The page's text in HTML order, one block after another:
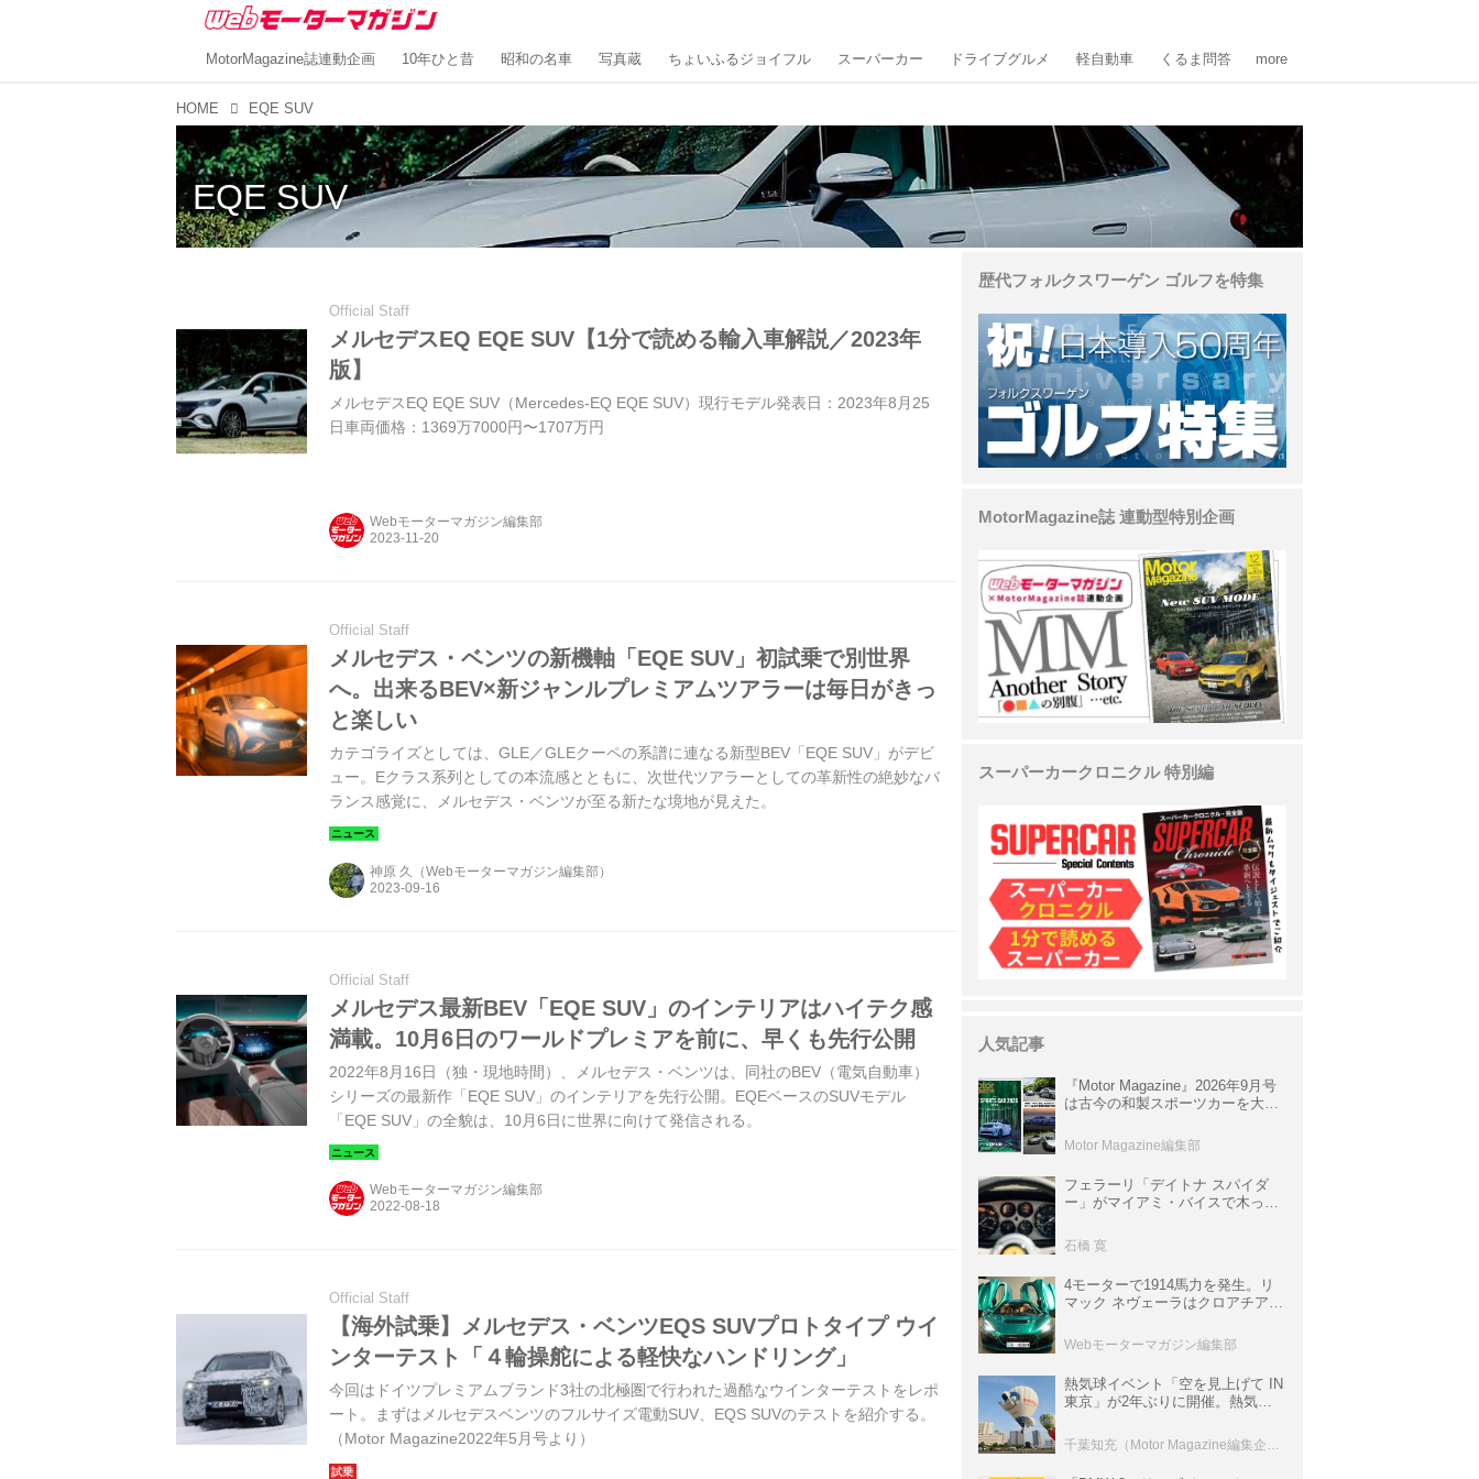
MotorMagazine誌連動企画 10年ひと昔 昭和の名車 写真蔵 ちょいふるジョイフル スーパーカー ドライブグルメ 軽自動車 くるま問答 more
HOME EQE SUV
EQE SUV
Official Staff
メルセデスEQ EQE SUV【1分で読める輸入車解説／2023年
版】
メルセデスEQ EQE SUV（Mercedes-EQ EQE SUV）現行モデル発表日：2023年8月25
日車両価格：1369万7000円〜1707万円
Webモーターマガジン編集部
Official Staff
メルセデス・ベンツの新機軸「EQE SUV」初試乗で別世界
へ。出来るBEV×新ジャンルプレミアムツアラーは毎日がきっ
と楽しい
カテゴライズとしては、GLE／GLEクーペの系譜に連なる新型BEV「EQE SUV」がデビ
ュー。Eクラス系列としての本流感とともに、次世代ツアラーとしての革新性の絶妙なバ
ランス感覚に、メルセデス・ベンツが至る新たな境地が見えた。
神原 久（Webモーターマガジン編集部）
Official Staff
メルセデス最新BEV「EQE SUV」のインテリアはハイテク感
満載。10月6日のワールドプレミアを前に、早くも先行公開
2022年8月16日（独・現地時間）、メルセデス・ベンツは、同社のBEV（電気自動車）
シリーズの最新作「EQE SUV」のインテリアを先行公開。EQEベースのSUVモデル
「EQE SUV」の全貌は、10月6日に世界に向けて発信される。
Webモーターマガジン編集部
Official Staff
【海外試乗】メルセデス・ベンツEQS SUVプロトタイプ ウイ
ンターテスト「４輪操舵による軽快なハンドリング」
今回はドイツプレミアムブランド3社の北極圏で行われた過酷なウインターテストをレポ
ート。まずはメルセデスベンツのフルサイズ電動SUV、EQS SUVのテストを紹介する。
（Motor Magazine2022年5月号より）
歴代フォルクスワーゲン ゴルフを特集
MotorMagazine誌 連動型特別企画
スーパーカークロニクル 特別編
人気記事
『Motor Magazine』2026年9月号
は古今の和製スポーツカーを大特
情報も満載
Motor Magazine編集部
フェラーリ「デイトナ スパイダ
ー」がマイアミ・バイスで木っ端
サ」に化けた理由
石橋 寛
4モーターで1914馬力を発生。リ
マック ネヴェーラはクロアチア発
ロニクル・完全版／115】
Webモーターマガジン編集部
熱気球イベント「空を見上げて IN
東京」が2年ぶりに開催。熱気球
室などのコンテンツも